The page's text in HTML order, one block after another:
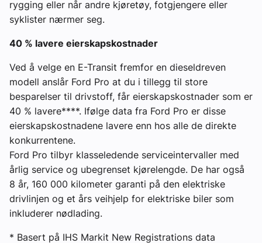
rygging eller når andre kjøretøy, fotgjengere eller
syklister nærmer seg.
40 % lavere eierskapskostnader
Ved å velge en E-Transit fremfor en dieseldreven
modell anslår Ford Pro at du i tillegg til store
besparelser til drivstoff, får eierskapskostnader som er
40 % lavere****. Ifølge data fra Ford Pro er disse
eierskapskostnadene lavere enn hos alle de direkte
konkurrentene.
Ford Pro tilbyr klasseledende serviceintervaller med
årlig service og ubegrenset kjørelengde. De har også
8 år, 160 000 kilometer garanti på den elektriske
drivlinjen og et års veihjelp for elektriske biler som
inkluderer nødlading.
* Basert på IHS Markit New Registrations data